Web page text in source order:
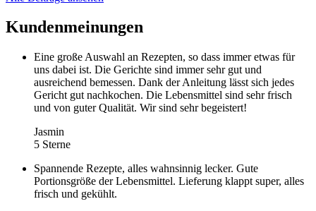
Kundenmeinungen
Eine große Auswahl an Rezepten, so dass immer etwas für
uns dabei ist. Die Gerichte sind immer sehr gut und
ausreichend bemessen. Dank der Anleitung lässt sich jedes
Gericht gut nachkochen. Die Lebensmittel sind sehr frisch
und von guter Qualität. Wir sind sehr begeistert!
Jasmin
5 Sterne
Spannende Rezepte, alles wahnsinnig lecker. Gute
Portionsgröße der Lebensmittel. Lieferung klappt super, alles
frisch und gekühlt.